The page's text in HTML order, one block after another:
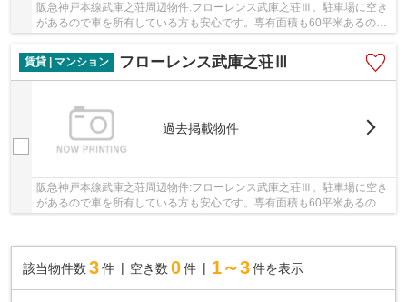
阪急神戸本線武庫之荘周辺物件:フローレンス武庫之荘Ⅲ。駐車場に空き
があるので車を所有している方も安心です。専有面積も60平米あるので
賃貸 | マンション
フローレンス武庫之荘Ⅲ
過去掲載物件
阪急神戸本線武庫之荘周辺物件:フローレンス武庫之荘Ⅲ。駐車場に空き
があるので車を所有している方も安心です。専有面積も60平米あるので
該当物件数 3件 空き数 0 件 1～3 件を表示